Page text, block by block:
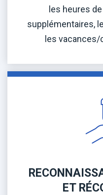
les heures
supplémentaires,
les vacances/
ET